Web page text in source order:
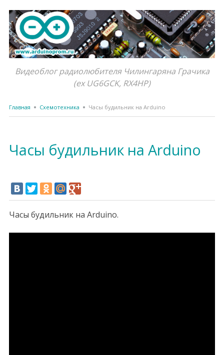
Видеоблог радиолюбителя Чилингаряна Грачика
(ex UG6GCK, RX4HP)
Главная Схемотехника Часы будильник на Arduino
Часы будильник на Arduino
Часы будильник на Arduino.